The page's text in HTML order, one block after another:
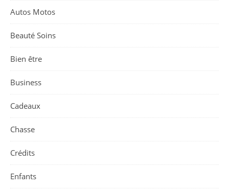
Autos Motos
Beauté Soins
Bien être
Business
Cadeaux
Chasse
Crédits
Enfants